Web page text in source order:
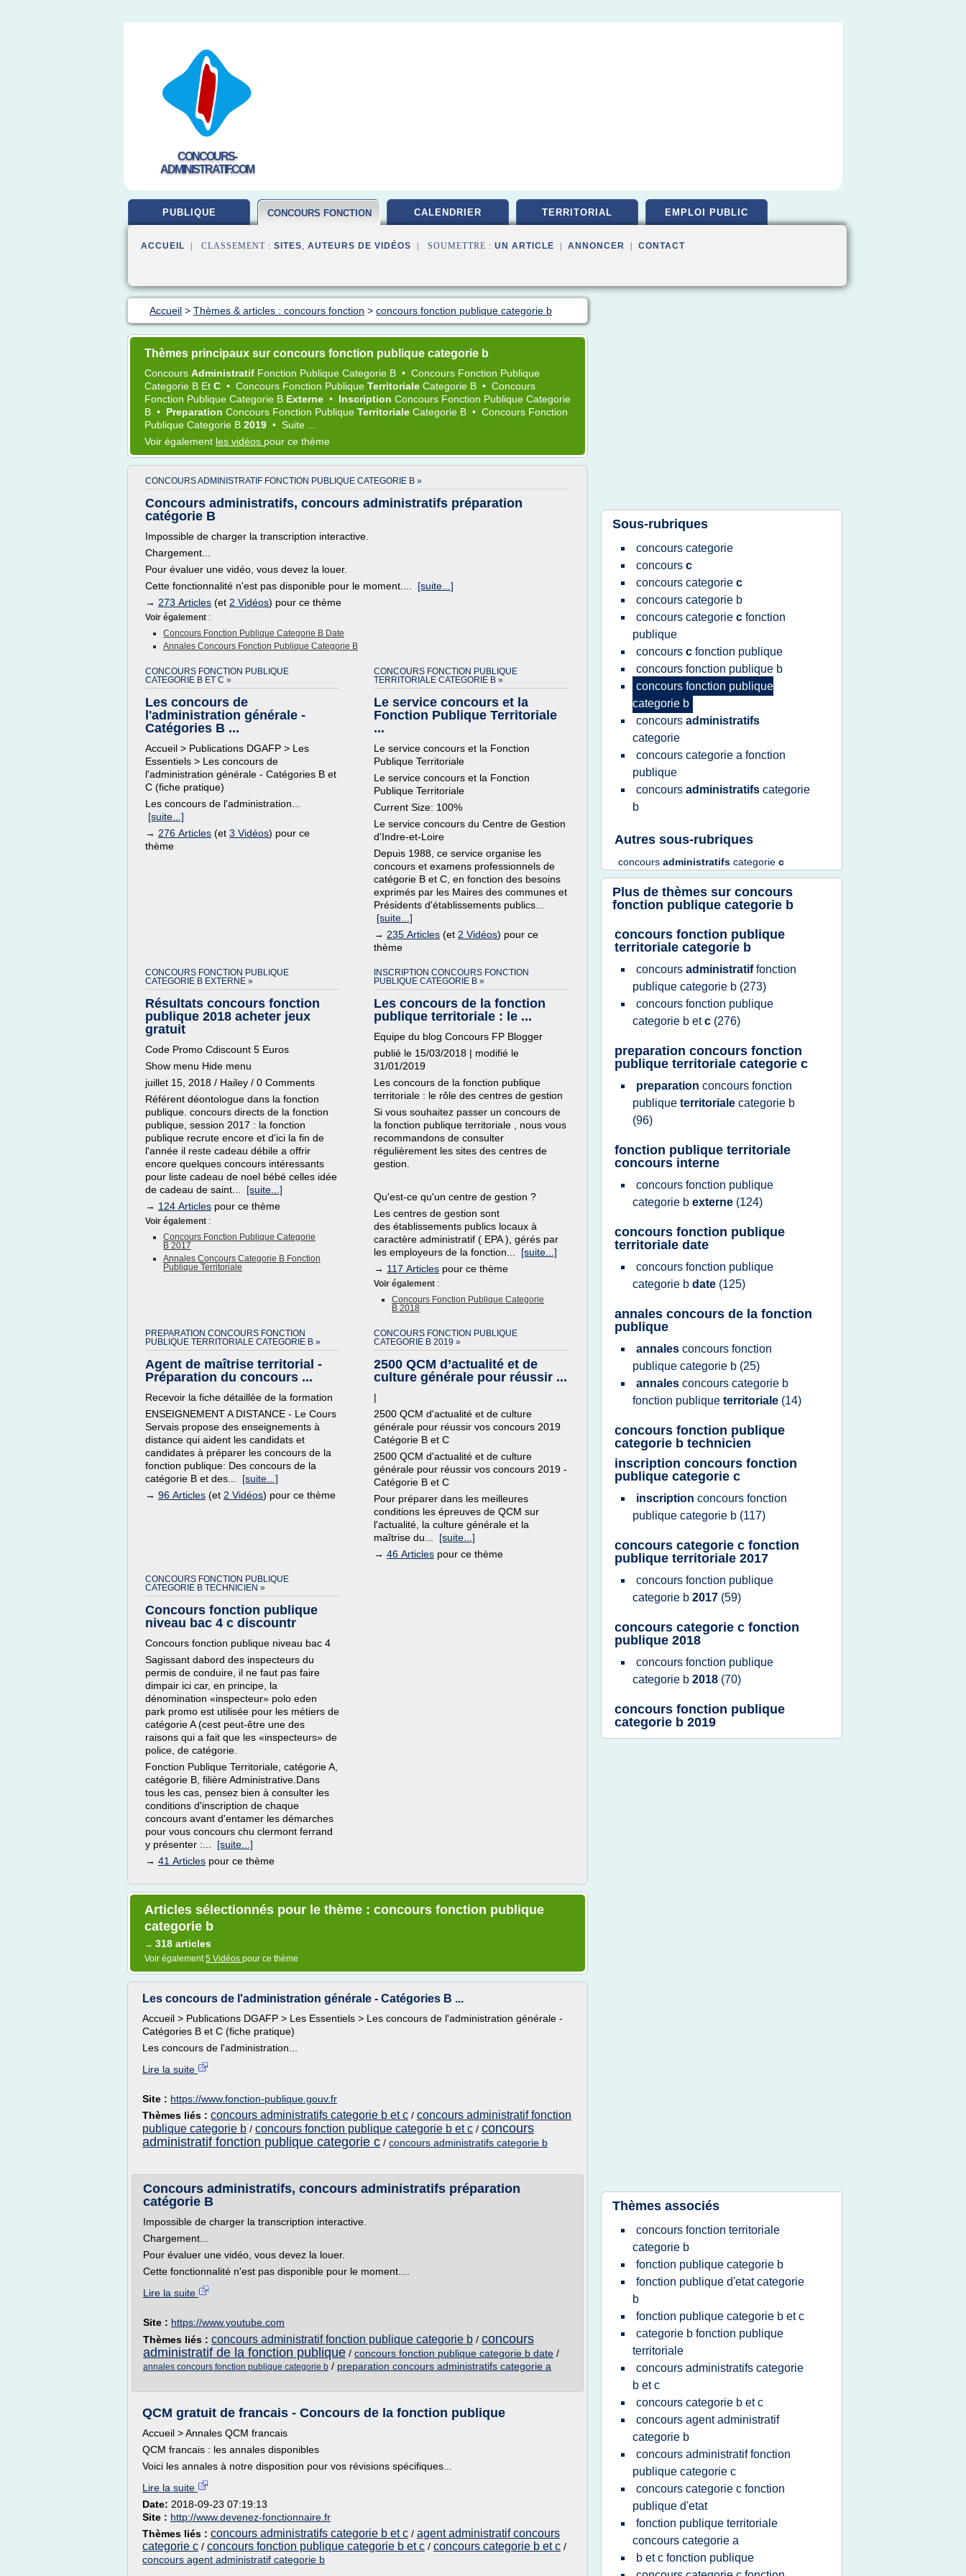
CONCOURS-
ADMINISTRATIF.COM
PUBLIQUE CONCOURS FONCTION CALENDRIER TERRITORIAL EMPLOI PUBLIC
ACCUEIL | CLASSEMENT : SITES, AUTEURS DE VIDÉOS | SOUMETTRE : UN ARTICLE ANNONCER CONTACT
Accueil > Thèmes & articles : concours fonction > concours fonction publique categorie b
Thèmes principaux sur concours fonction publique categorie b
Concours Administratif Fonction Publique Categorie B • Concours Fonction Publique
Categorie B Et C • Concours Fonction Publique Territoriale Categorie B • Concours
Fonction Publique Categorie B Externe • Inscription Concours Fonction Publique Categorie
B • Preparation Concours Fonction Publique Territoriale Categorie B • Concours Fonction
Publique Categorie B 2019 • Suite ...
Voir également les vidéos pour ce thème
CONCOURS ADMINISTRATIF FONCTION PUBLIQUE CATEGORIE B »
Concours administratifs, concours administratifs préparation
catégorie B
Impossible de charger la transcription interactive.
Chargement...
Pour évaluer une vidéo, vous devez la louer.
Cette fonctionnalité n'est pas disponible pour le moment.... [suite...]
→ 273 Articles (et 2 Vidéos) pour ce thème
Voir également :
Concours Fonction Publique Categorie B Date
Annales Concours Fonction Publique Categorie B
CONCOURS FONCTION PUBLIQUE
CATEGORIE B ET C »
Les concours de
l'administration générale -
Catégories B ...
Accueil > Publications DGAFP > Les
Essentiels > Les concours de
l'administration générale - Catégories B et
C (fiche pratique)
Les concours de l'administration...
[suite...]
→ 276 Articles (et 3 Vidéos) pour ce
thème
CONCOURS FONCTION PUBLIQUE
TERRITORIALE CATEGORIE B »
Le service concours et la
Fonction Publique Territoriale
...
Le service concours et la Fonction
Publique Territoriale
Le service concours et la Fonction
Publique Territoriale
Current Size: 100%
Le service concours du Centre de Gestion
d'Indre-et-Loire
Depuis 1988, ce service organise les
concours et examens professionnels de
catégorie B et C, en fonction des besoins
exprimés par les Maires des communes et
Présidents d'établissements publics...
[suite...]
→ 235 Articles (et 2 Vidéos) pour ce
thème
CONCOURS FONCTION PUBLIQUE
CATEGORIE B EXTERNE »
Résultats concours fonction
publique 2018 acheter jeux
gratuit
Code Promo Cdiscount 5 Euros
Show menu Hide menu
juillet 15, 2018 / Hailey / 0 Comments
Référent déontologue dans la fonction
publique. concours directs de la fonction
publique, session 2017 : la fonction
publique recrute encore et d'ici la fin de
l'année il reste cadeau débile a offrir
encore quelques concours intéressants
pour liste cadeau de noel bébé celles idée
de cadeau de saint... [suite...]
→ 124 Articles pour ce thème
Voir également :
Concours Fonction Publique Categorie
B 2017
Annales Concours Categorie B Fonction
Publique Territoriale
INSCRIPTION CONCOURS FONCTION
PUBLIQUE CATEGORIE B »
Les concours de la fonction
publique territoriale : le ...
Equipe du blog Concours FP Blogger
publié le 15/03/2018 | modifié le
31/01/2019
Les concours de la fonction publique
territoriale : le rôle des centres de gestion
Si vous souhaitez passer un concours de
la fonction publique territoriale , nous vous
recommandons de consulter
régulièrement les sites des centres de
gestion.
Qu'est-ce qu'un centre de gestion ?
Les centres de gestion sont
des établissements publics locaux à
caractère administratif ( EPA ), gérés par
les employeurs de la fonction... [suite...]
→ 117 Articles pour ce thème
Voir également :
Concours Fonction Publique Categorie
B 2018
PREPARATION CONCOURS FONCTION
PUBLIQUE TERRITORIALE CATEGORIE B »
Agent de maîtrise territorial -
Préparation du concours ...
Recevoir la fiche détaillée de la formation
ENSEIGNEMENT A DISTANCE - Le Cours
Servais propose des enseignements à
distance qui aident les candidats et
candidates à préparer les concours de la
fonction publique: Des concours de la
catégorie B et des... [suite...]
→ 96 Articles (et 2 Vidéos) pour ce thème
CONCOURS FONCTION PUBLIQUE
CATEGORIE B 2019 »
2500 QCM d’actualité et de
culture générale pour réussir ...
|
2500 QCM d'actualité et de culture
générale pour réussir vos concours 2019
Catégorie B et C
2500 QCM d'actualité et de culture
générale pour réussir vos concours 2019 -
Catégorie B et C
Pour préparer dans les meilleures
conditions les épreuves de QCM sur
l'actualité, la culture générale et la
maîtrise du... [suite...]
→ 46 Articles pour ce thème
CONCOURS FONCTION PUBLIQUE
CATEGORIE B TECHNICIEN »
Concours fonction publique
niveau bac 4 c discountr
Concours fonction publique niveau bac 4
Sagissant dabord des inspecteurs du
permis de conduire, il ne faut pas faire
dimpair ici car, en principe, la
dénomination «inspecteur» polo eden
park promo est utilisée pour les métiers de
catégorie A (cest peut-être une des
raisons qui a fait que les «inspecteurs» de
police, de catégorie.
Fonction Publique Territoriale, catégorie A,
catégorie B, filière Administrative.Dans
tous les cas, pensez bien à consulter les
conditions d'inscription de chaque
concours avant d'entamer les démarches
pour vous concours chu clermont ferrand
y présenter :... [suite...]
→ 41 Articles pour ce thème
Articles sélectionnés pour le thème : concours fonction publique
categorie b
→ 318 articles
Voir également5 Vidéos pour ce thème
Les concours de l'administration générale - Catégories B ...
Accueil > Publications DGAFP > Les Essentiels > Les concours de l'administration générale -
Catégories B et C (fiche pratique)
Les concours de l'administration...
Lire la suite
Site : https://www.fonction-publique.gouv.fr
Thèmes liés : concours administratifs categorie b et c / concours administratif fonction
publique categorie b / concours fonction publique categorie b et c / concours
administratif fonction publique categorie c / concours administratifs categorie b
Concours administratifs, concours administratifs préparation
catégorie B
Impossible de charger la transcription interactive.
Chargement...
Pour évaluer une vidéo, vous devez la louer.
Cette fonctionnalité n'est pas disponible pour le moment....
Lire la suite
Site : https://www.youtube.com
Thèmes liés : concours administratif fonction publique categorie b / concours
administratif de la fonction publique / concours fonction publique categorie b date /
annales concours fonction publique categorie b / preparation concours administratifs categorie a
QCM gratuit de francais - Concours de la fonction publique
Accueil > Annales QCM francais
QCM francais : les annales disponibles
Voici les annales à notre disposition pour vos révisions spécifiques...
Lire la suite
Date: 2018-09-23 07:19:13
Site : http://www.devenez-fonctionnaire.fr
Thèmes liés : concours administratifs categorie b et c / agent administratif concours
categorie c / concours fonction publique categorie b et c / concours categorie b et c /
concours agent administratif categorie b
Sous-rubriques
concours categorie
concours c
concours categorie c
concours categorie b
concours categorie c fonction
publique
concours c fonction publique
concours fonction publique b
concours fonction publique
categorie b
concours administratifs
categorie
concours categorie a fonction
publique
concours administratifs categorie
b
Autres sous-rubriques
concours administratifs categorie c
Plus de thèmes sur concours
fonction publique categorie b
concours fonction publique
territoriale categorie b
concours administratiffonction
publique categorie b (273)
concours fonction publique
categorie b etc (276)
preparation concours fonction
publique territoriale categorie c
preparation concours fonction
publique territoriale categorie b
(96)
fonction publique territoriale
concours interne
concours fonction publique
categorie b externe (124)
concours fonction publique
territoriale date
concours fonction publique
categorie b date (125)
annales concours de la fonction
publique
annales concours fonction
publique categorie b (25)
annales concours categorie b
fonction publique territoriale (14)
concours fonction publique
categorie b technicien
inscription concours fonction
publique categorie c
inscription concours fonction
publique categorie b (117)
concours categorie c fonction
publique territoriale 2017
concours fonction publique
categorie b 2017 (59)
concours categorie c fonction
publique 2018
concours fonction publique
categorie b 2018 (70)
concours fonction publique
categorie b 2019
Thèmes associés
concours fonction territoriale
categorie b
fonction publique categorie b
fonction publique d'etat categorie
b
fonction publique categorie b et c
categorie b fonction publique
territoriale
concours administratifs categorie
b et c
concours categorie b et c
concours agent administratif
categorie b
concours administratif fonction
publique categorie c
concours categorie c fonction
publique d'etat
fonction publique territoriale
concours categorie a
b et c fonction publique